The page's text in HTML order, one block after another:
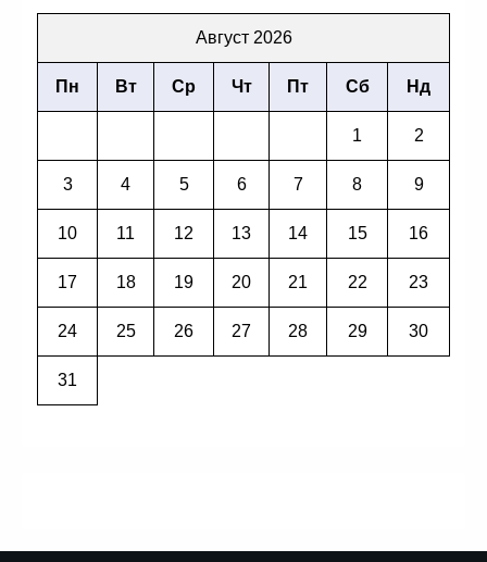
Август 2026
Пн Вт Ср Чт Пт Сб Нд
1 2
3 4 5 6 7 8 9
10 11 12 13 14 15 16
17 18 19 20 21 22 23
24 25 26 27 28 29 30
31